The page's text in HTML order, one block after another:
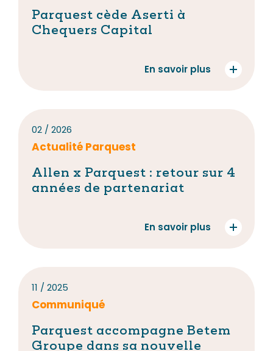
Parquest cède Aserti à
Chequers Capital
En savoir plus
02 / 2026
Actualité Parquest
Allen x Parquest : retour sur 4
années de partenariat
En savoir plus
11 / 2025
Communiqué
Parquest accompagne Betem
Groupe dans sa nouvelle